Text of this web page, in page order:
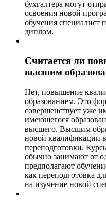
бухгалтера могут
освоения новой
обучения специалист
диплом.
Считается ли
высшим
Нет, повышение
образованием. Это
совершенствует уже
имеющегося
высшего. Высшим
новой квалификации
переподготовки.
обычно занимают от
предполагают
как переподготовка
на изучение новой